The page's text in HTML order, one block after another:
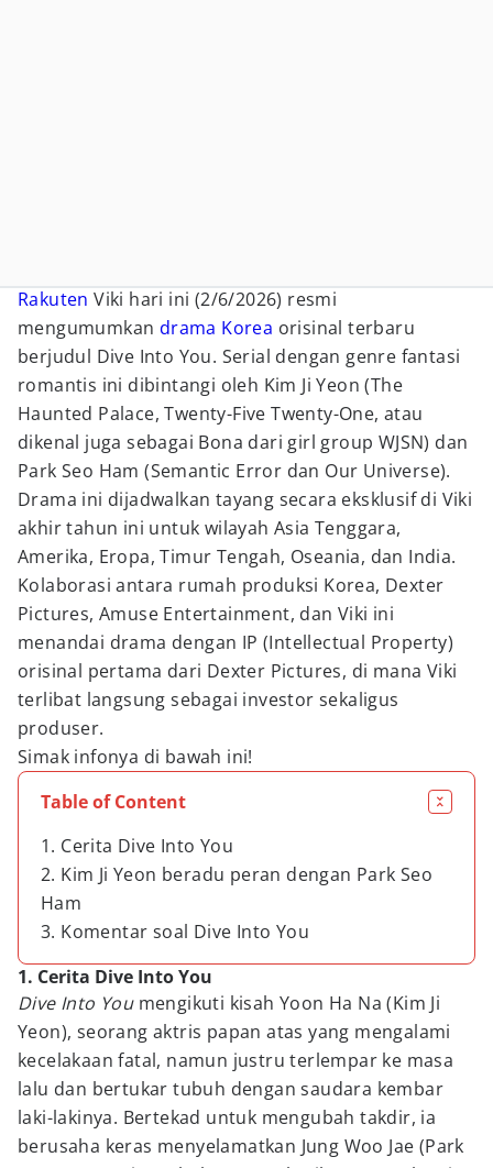
Rakuten Viki hari ini (2/6/2026) resmi
mengumumkan drama Korea orisinal terbaru
berjudul Dive Into You. Serial dengan genre fantasi
romantis ini dibintangi oleh Kim Ji Yeon (The
Haunted Palace, Twenty-Five Twenty-One, atau
dikenal juga sebagai Bona dari girl group WJSN) dan
Park Seo Ham (Semantic Error dan Our Universe).
Drama ini dijadwalkan tayang secara eksklusif di Viki
akhir tahun ini untuk wilayah Asia Tenggara,
Amerika, Eropa, Timur Tengah, Oseania, dan India.
Kolaborasi antara rumah produksi Korea, Dexter
Pictures, Amuse Entertainment, dan Viki ini
menandai drama dengan IP (Intellectual Property)
orisinal pertama dari Dexter Pictures, di mana Viki
terlibat langsung sebagai investor sekaligus
produser.
Simak infonya di bawah ini!
Table of Content
1. Cerita Dive Into You
2. Kim Ji Yeon beradu peran dengan Park Seo
Ham
3. Komentar soal Dive Into You
1. Cerita Dive Into You
Dive Into Youmengikuti kisah Yoon Ha Na (Kim Ji
Yeon), seorang aktris papan atas yang mengalami
kecelakaan fatal, namun justru terlempar ke masa
lalu dan bertukar tubuh dengan saudara kembar
laki-lakinya. Bertekad untuk mengubah takdir, ia
berusaha keras menyelamatkan Jung Woo Jae (Park